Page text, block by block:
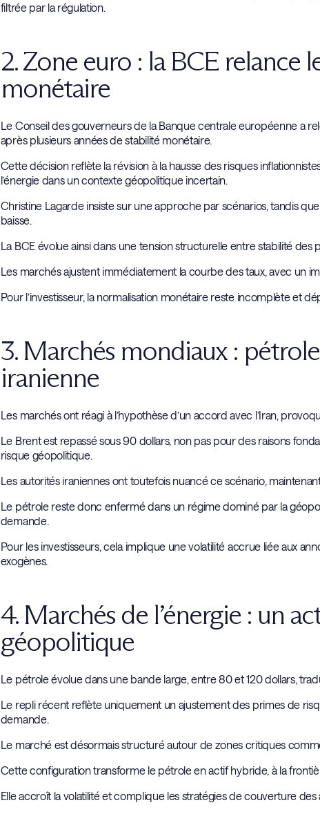
filtrée par la régulation.
2. Zone euro : la BCE relance
monétaire
Le Conseil des gouverneurs de la Banque centrale européenne a
après plusieurs années de stabilité monétaire.
Cette décision reflète la révision à la hausse des risques
l’énergie dans un contexte géopolitique incertain.
Christine Lagarde insiste sur une approche par scénarios, tandis
baisse.
La BCE évolue ainsi dans une tension structurelle entre stabilité des
Les marchés ajustent immédiatement la courbe des taux, avec un
Pour l’investisseur, la normalisation monétaire reste incomplète et
3. Marchés mondiaux :
iranienne
Les marchés ont réagi à l’hypothèse d’un accord avec l’Iran,
Le Brent est repassé sous 90 dollars, non pas pour des raisons
risque géopolitique.
Les autorités iraniennes ont toutefois nuancé ce scénario,
Le pétrole reste donc enfermé dans un régime dominé par la
demande.
Pour les investisseurs, cela implique une volatilité accrue liée aux
exogènes.
4. Marchés de l’énergie : un
géopolitique
Le pétrole évolue dans une bande large, entre 80 et 120 dollars,
Le repli récent reflète uniquement un ajustement des primes de
demande.
Le marché est désormais structuré autour de zones critiques
Cette configuration transforme le pétrole en actif hybride, à la
Elle accroît la volatilité et complique les stratégies de couverture des